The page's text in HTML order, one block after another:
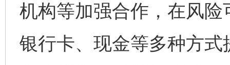
机构等加强合作，在风
银行卡、现金等多种方